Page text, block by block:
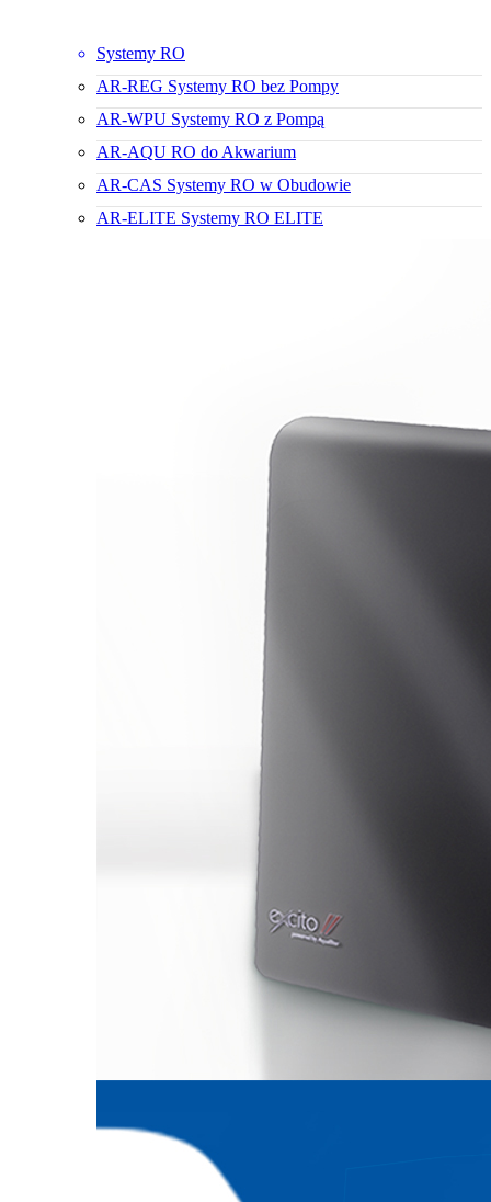
Systemy RO
AR-REG Systemy RO bez Pompy
AR-WPU Systemy RO z Pompą
AR-AQU RO do Akwarium
AR-CAS Systemy RO w Obudowie
AR-ELITE Systemy RO ELITE